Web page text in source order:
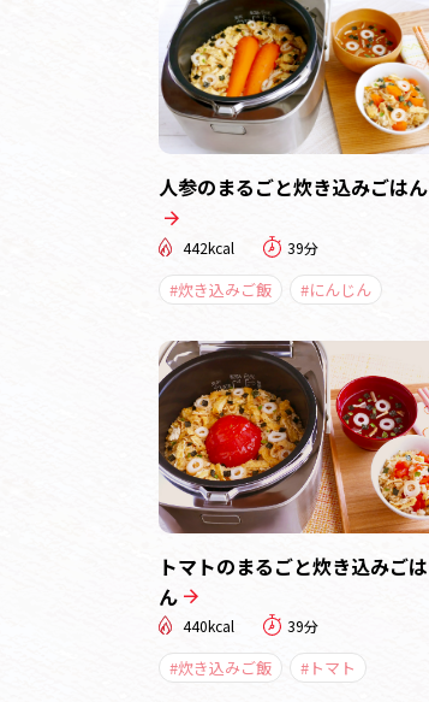
人参のまるごと炊き込みごはん
442kcal 39分
#炊き込みご飯 #にんじん
トマトのまるごと炊き込みごは
ん
440kcal 39分
#炊き込みご飯 #トマト